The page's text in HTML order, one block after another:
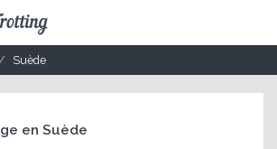
Suède
en Suède